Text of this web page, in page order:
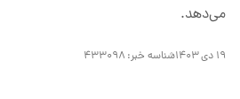
می‌دهد.
۱۹ دی ۱۴۰۳ شناسه خبر: ۴۳۳۰۹۸